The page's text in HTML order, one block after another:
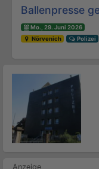
Ballenpresse
Mo., 29. Juni 2026
Nörvenich
Polizei